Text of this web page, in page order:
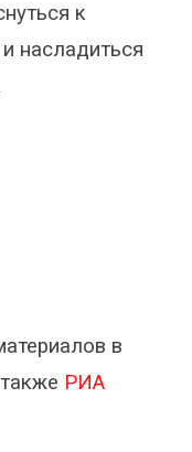
к
насладиться
в
РИА